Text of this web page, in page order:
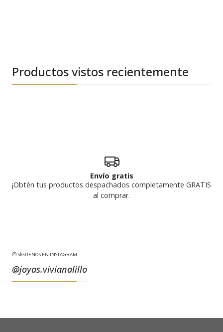
Productos vistos recientemente
Envío gratis
¡Obtén tus productos despachados completamente GRATIS
al comprar.
SÍGUENOS EN INSTAGRAM
@joyas.vivianalillo